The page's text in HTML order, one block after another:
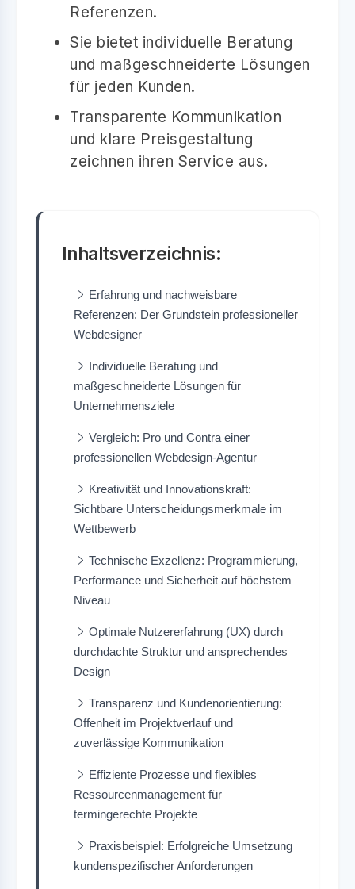
Referenzen.
Sie bietet individuelle Beratung
und maßgeschneiderte Lösungen
für jeden Kunden.
Transparente Kommunikation
und klare Preisgestaltung
zeichnen ihren Service aus.
Inhaltsverzeichnis:
Erfahrung und nachweisbare
Referenzen: Der Grundstein professioneller
Webdesigner
Individuelle Beratung und
maßgeschneiderte Lösungen für
Unternehmensziele
Vergleich: Pro und Contra einer
professionellen Webdesign-Agentur
Kreativität und Innovationskraft:
Sichtbare Unterscheidungsmerkmale im
Wettbewerb
Technische Exzellenz: Programmierung,
Performance und Sicherheit auf höchstem
Niveau
Optimale Nutzererfahrung (UX) durch
durchdachte Struktur und ansprechendes
Design
Transparenz und Kundenorientierung:
Offenheit im Projektverlauf und
zuverlässige Kommunikation
Effiziente Prozesse und flexibles
Ressourcenmanagement für
termingerechte Projekte
Praxisbeispiel: Erfolgreiche Umsetzung
kundenspezifischer Anforderungen